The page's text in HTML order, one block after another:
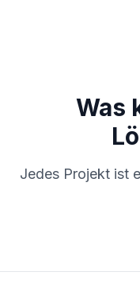
Was
Jedes Projekt ist